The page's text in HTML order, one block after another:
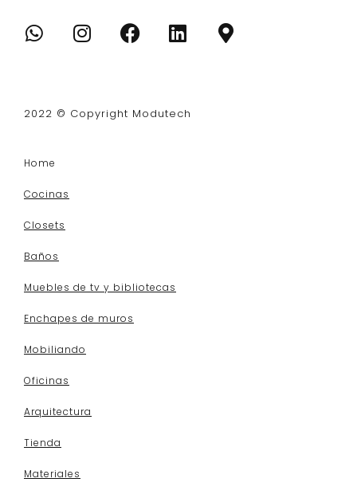
2022 © Copyright Modutech
Home
Cocinas
Closets
Baños
Muebles de tv y bibliotecas
Enchapes de muros
Mobiliando
Oficinas
Arquitectura
Tienda
Materiales